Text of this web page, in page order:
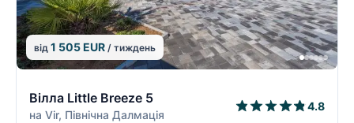
від 1 505 EUR / тиждень
Вілла Little Breeze 5
на Vir, Північна Далмація
4.8